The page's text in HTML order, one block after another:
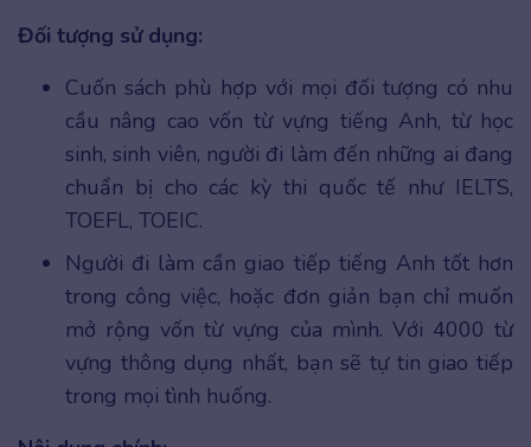
Đối tượng sử dụng:
Cuốn sách phù hợp với mọi đối tượng có nhu
cầu nâng cao vốn từ vựng tiếng Anh, từ học
sinh, sinh viên, người đi làm đến những ai đang
chuẩn bị cho các kỳ thi quốc tế như IELTS,
TOEFL, TOEIC.
Người đi làm cần giao tiếp tiếng Anh tốt hơn
trong công việc, hoặc đơn giản bạn chỉ muốn
mở rộng vốn từ vựng của mình. Với 4000 từ
vựng thông dụng nhất, bạn sẽ tự tin giao tiếp
trong mọi tình huống.